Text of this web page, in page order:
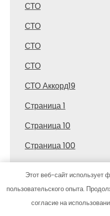
СТО
СТО
СТО
СТО
СТО Аккорд19
Страница 1
Страница 10
Страница 100
Страница 101
Страница 102
Страница 103
Этот веб-сайт
пользовательского опыта.
согласие на